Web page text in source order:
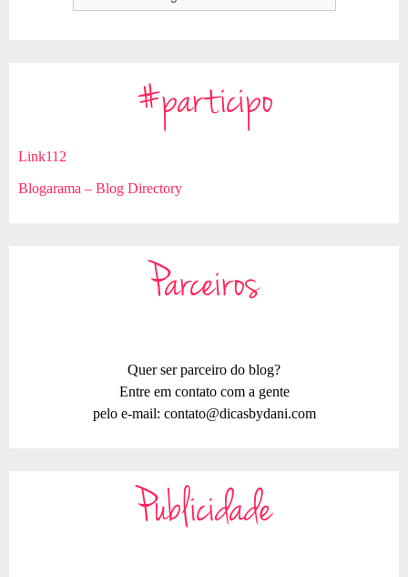
#participo
Link112
Blogarama – Blog Directory
Parceiros
Quer ser parceiro do blog?
Entre em contato com a gente
pelo e-mail: contato@dicasbydani.com
Publicidade